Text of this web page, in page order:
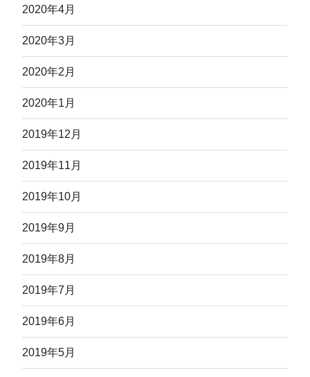
2020年4月
2020年3月
2020年2月
2020年1月
2019年12月
2019年11月
2019年10月
2019年9月
2019年8月
2019年7月
2019年6月
2019年5月